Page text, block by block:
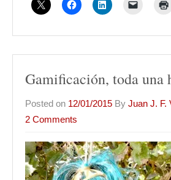
Gamificación, toda
Posted on 12/01/2015 By Juan J. F.
2 Comments